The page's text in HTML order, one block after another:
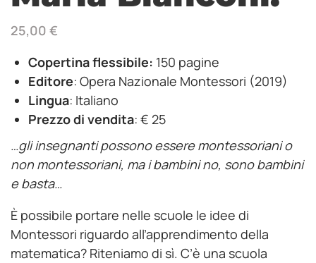
25,00 €
Copertina flessibile: 150 pagine
Editore: Opera Nazionale Montessori (2019)
Lingua: Italiano
Prezzo di vendita: € 25
…gli insegnanti possono essere montessoriani o
non montessoriani, ma i bambini no, sono bambini
e basta…
È possibile portare nelle scuole le idee di
Montessori riguardo all’apprendimento della
matematica? Riteniamo di sì. C’è una scuola